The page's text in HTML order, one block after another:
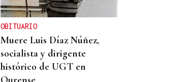
OBITUARIO
Muere Luis Díaz Núñez,
socialista y dirigente
histórico de UGT en